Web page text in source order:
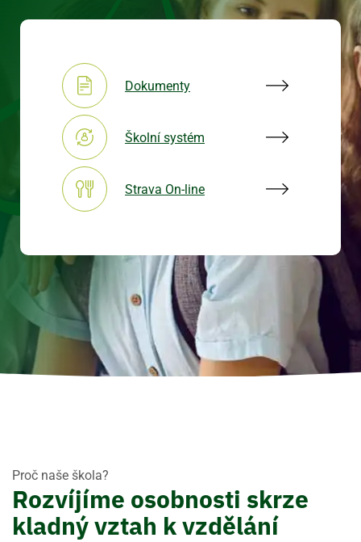
ObrázekDokumenty
ObrázekŠkolní systém
ObrázekStrava On-line
Proč naše škola?
Rozvíjíme osobnosti skrze
kladný vztah k vzdělání